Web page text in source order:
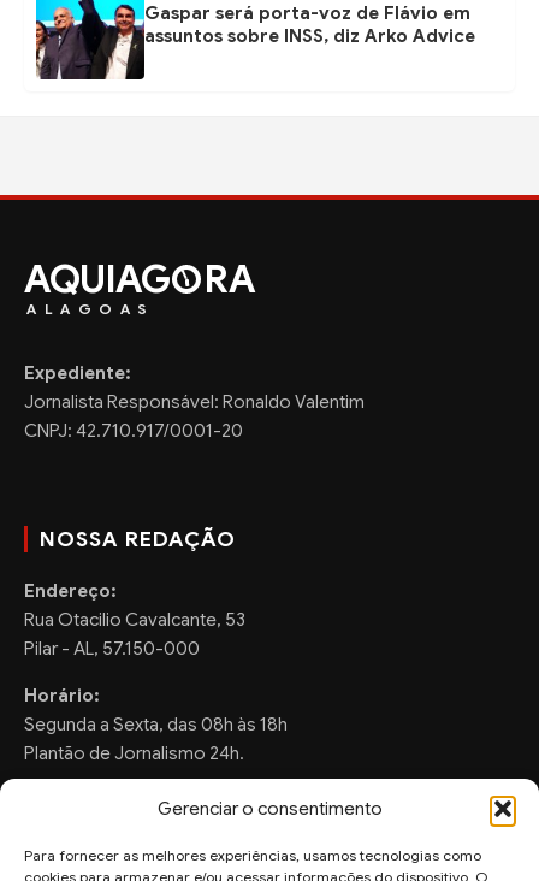
Gerenciar o consentimento
Para fornecer as melhores experiências, usamos tecnologias como
cookies para armazenar e/ou acessar informações do dispositivo. O
Gaspar será porta-voz de Flávio em
assuntos sobre INSS, diz Arko Advice
AQUIAG RA
ALAGOAS
Expediente:
Jornalista Responsável: Ronaldo Valentim
CNPJ: 42.710.917/0001-20
NOSSA REDAÇÃO
Endereço:
Rua Otacilio Cavalcante, 53
Pilar - AL, 57.150-000
Horário:
Segunda a Sexta, das 08h às 18h
Plantão de Jornalismo 24h.
FALE CONOSCO